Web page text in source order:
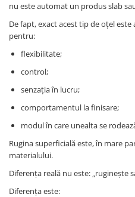
nu este automat un produs slab
De fapt, exact acest tip de oțel
pentru:
flexibilitate;
control;
senzația în lucru;
comportamentul la finisare;
modul în care unealta se
Rugina superficială este, în mare
materialului.
Diferența reală nu este: „ruginește
Diferența este: